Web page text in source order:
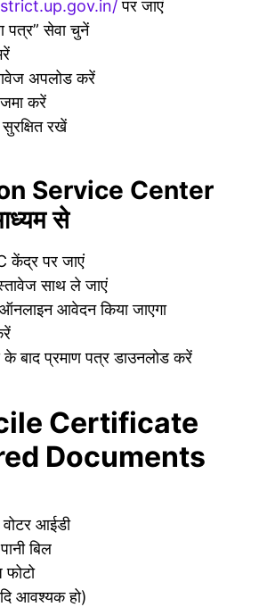
पर जाएं
पत्र” सेवा चुनें
अपलोड करें
करें
रखें
Service Center
से
केंद्र पर जाएं
साथ ले जाएं
ऑनलाइन आवेदन किया जाएगा
के बाद प्रमाण पत्र डाउनलोड करें
Certificate
Documents
वोटर आईडी
बिल
फोटो
आवश्यक हो)